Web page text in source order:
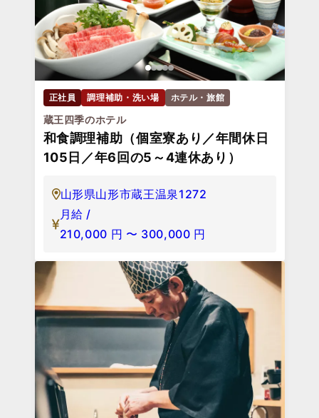
正社員 調理補助・洗い場 ホテル・旅館
蔵王四季のホテル
和食調理補助（個室寮あり／年間休日
105日／年6回の5～4連休あり）
山形県山形市蔵王温泉1272
月給 /
210,000 円 〜 300,000 円